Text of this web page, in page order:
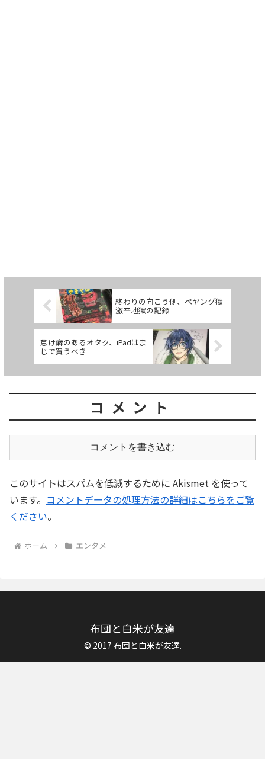
終わりの向こう側、ペヤング獄
激辛地獄の記録
怠け癖のあるオタク、iPadはま
じで買うべき
コメント
コメントを書き込む
このサイトはスパムを低減するために Akismet を使って
います。 コメントデータの処理方法の詳細はこちらをご覧
ください。
ホーム エンタメ
布団と白米が友達
© 2017 布団と白米が友達.